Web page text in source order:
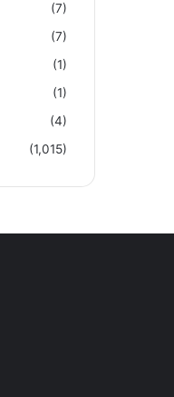
(7)
(7)
(1)
(1)
(4)
(1,015)